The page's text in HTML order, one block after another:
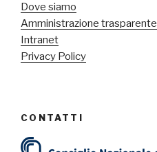
Dove siamo
Amministrazione trasparente
Intranet
Privacy Policy
CONTATTI